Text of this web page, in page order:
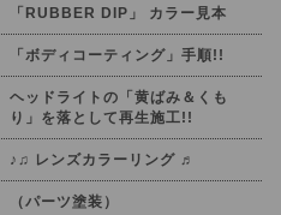
「RUBBER DIP」 カラー見本
「ボディコーティング」手順!!
ヘッドライトの「黄ばみ＆くも
り」を落として再生施工!!
♪♫ レンズカラーリング ♬
（パーツ塗装）